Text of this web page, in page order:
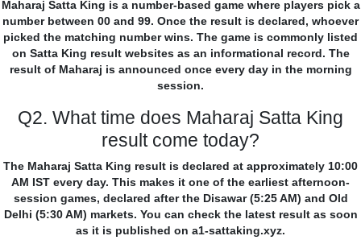
Maharaj Satta King is a number-based game where players pick a
number between 00 and 99. Once the result is declared, whoever
picked the matching number wins. The game is commonly listed
on Satta King result websites as an informational record. The
result of Maharaj is announced once every day in the morning
session.
Q2. What time does Maharaj Satta King
result come today?
The Maharaj Satta King result is declared at approximately 10:00
AM IST every day. This makes it one of the earliest afternoon-
session games, declared after the Disawar (5:25 AM) and Old
Delhi (5:30 AM) markets. You can check the latest result as soon
as it is published on a1-sattaking.xyz.